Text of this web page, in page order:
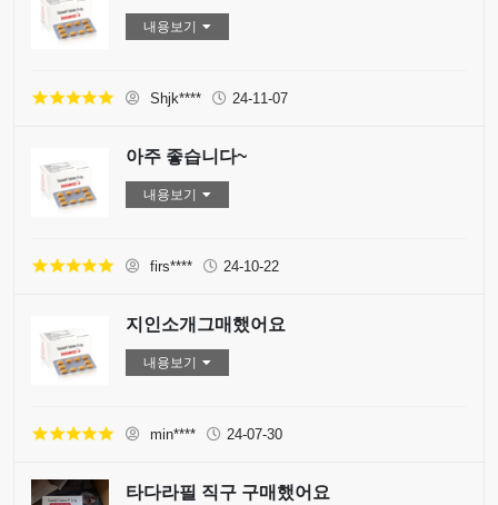
내용보기
Shjk**** 24-11-07
아주 좋습니다~
내용보기
firs**** 24-10-22
지인소개그매했어요
내용보기
min**** 24-07-30
타다라필 직구 구매했어요